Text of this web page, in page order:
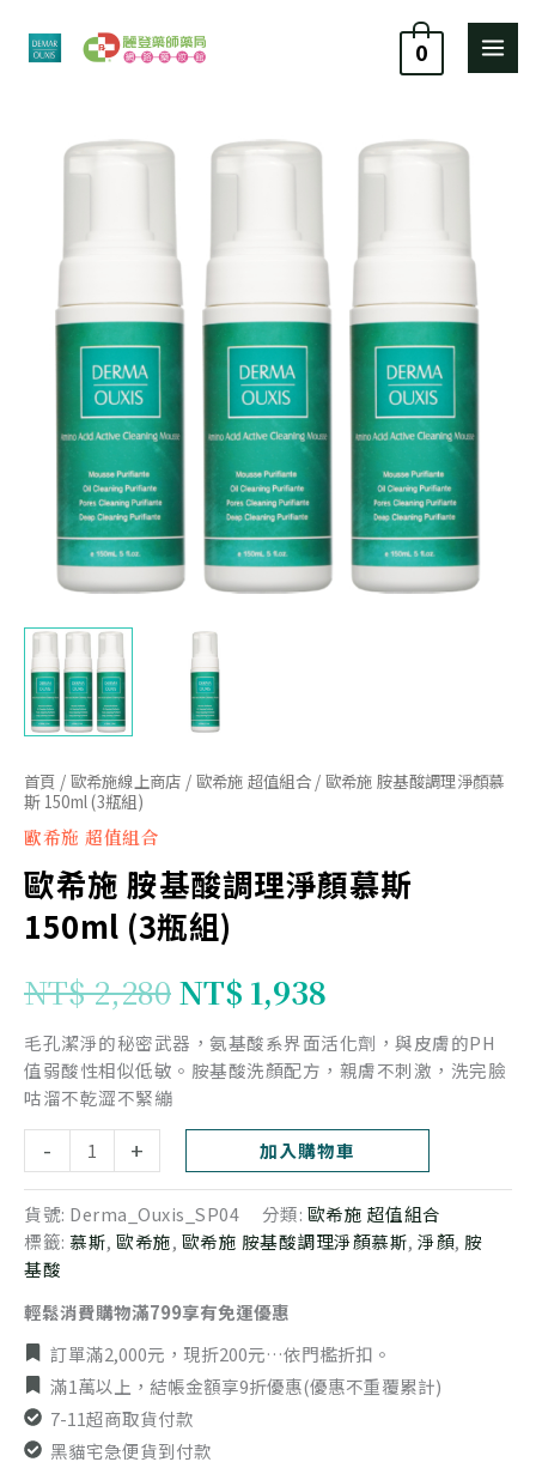
0
首頁 / 歐希施線上商店 / 歐希施 超值組合/ 歐希施 胺基酸調理淨顏慕
斯 150ml (3瓶組)
歐希施 超值組合
歐希施 胺基酸調理淨顏慕斯
150ml (3瓶組)
NT$2,280
價
格：
NT$ 2,280。
NT$ 1,938
價
格：
NT$ 1,938。
毛孔潔淨的秘密武器，氨基酸系界面活化劑，與皮膚的PH
值弱酸性相似低敏。胺基酸洗顏配方，親膚不刺激，洗完臉
咕溜不乾澀不緊繃
-
組)
數
量
+ 加入購物車
貨號: Derma_Ouxis_SP04 分類: 歐希施 超值組合
標籤: 慕斯, 歐希施, 歐希施 胺基酸調理淨顏慕斯, 淨顏, 胺
基酸
輕鬆消費購物滿799享有免運優惠
訂單滿2,000元，現折200元…依門檻折扣。
滿1萬以上，結帳金額享9折優惠(優惠不重覆累計)
7-11超商取貨付款
黑貓宅急便貨到付款